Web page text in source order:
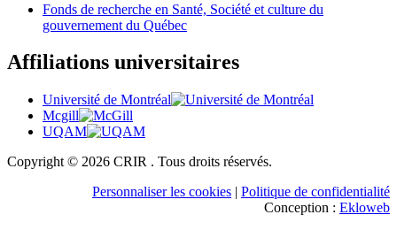
Fonds de recherche en Santé, Société et culture du
gouvernement du Québec
Affiliations universitaires
Université de Montréal
Mcgill
UQAM
Copyright © 2026 CRIR . Tous droits réservés.
Personnaliser les cookies | Politique de confidentialité
Conception : Ekloweb